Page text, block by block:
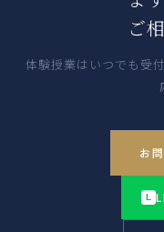
ご
体験授業はいつでも受
お
L